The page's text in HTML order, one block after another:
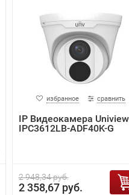
избранное сравнить
IP Видеокамера Uniview
IPC3612LB-ADF40K-G
2 948,34 руб.
2 358,67 руб.